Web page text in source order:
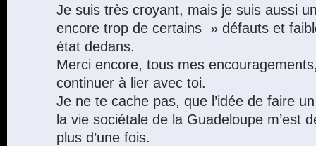
Je suis très croyant, mais je suis aussi
encore trop de certains » défauts et
état dedans.
Merci encore, tous mes
continuer à lier avec toi.
Je ne te cache pas, que l’idée de faire
la vie sociétale de la Guadeloupe m’est
plus d’une fois.